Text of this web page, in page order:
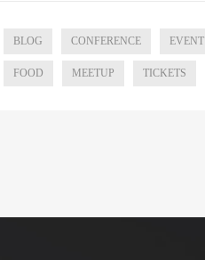
BLOG CONFERENCE EVENT
FOOD MEETUP TICKETS